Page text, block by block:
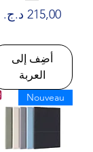
السعر‏215,00 د.ج.‏
أضِف إلى
العربة
Nouveau